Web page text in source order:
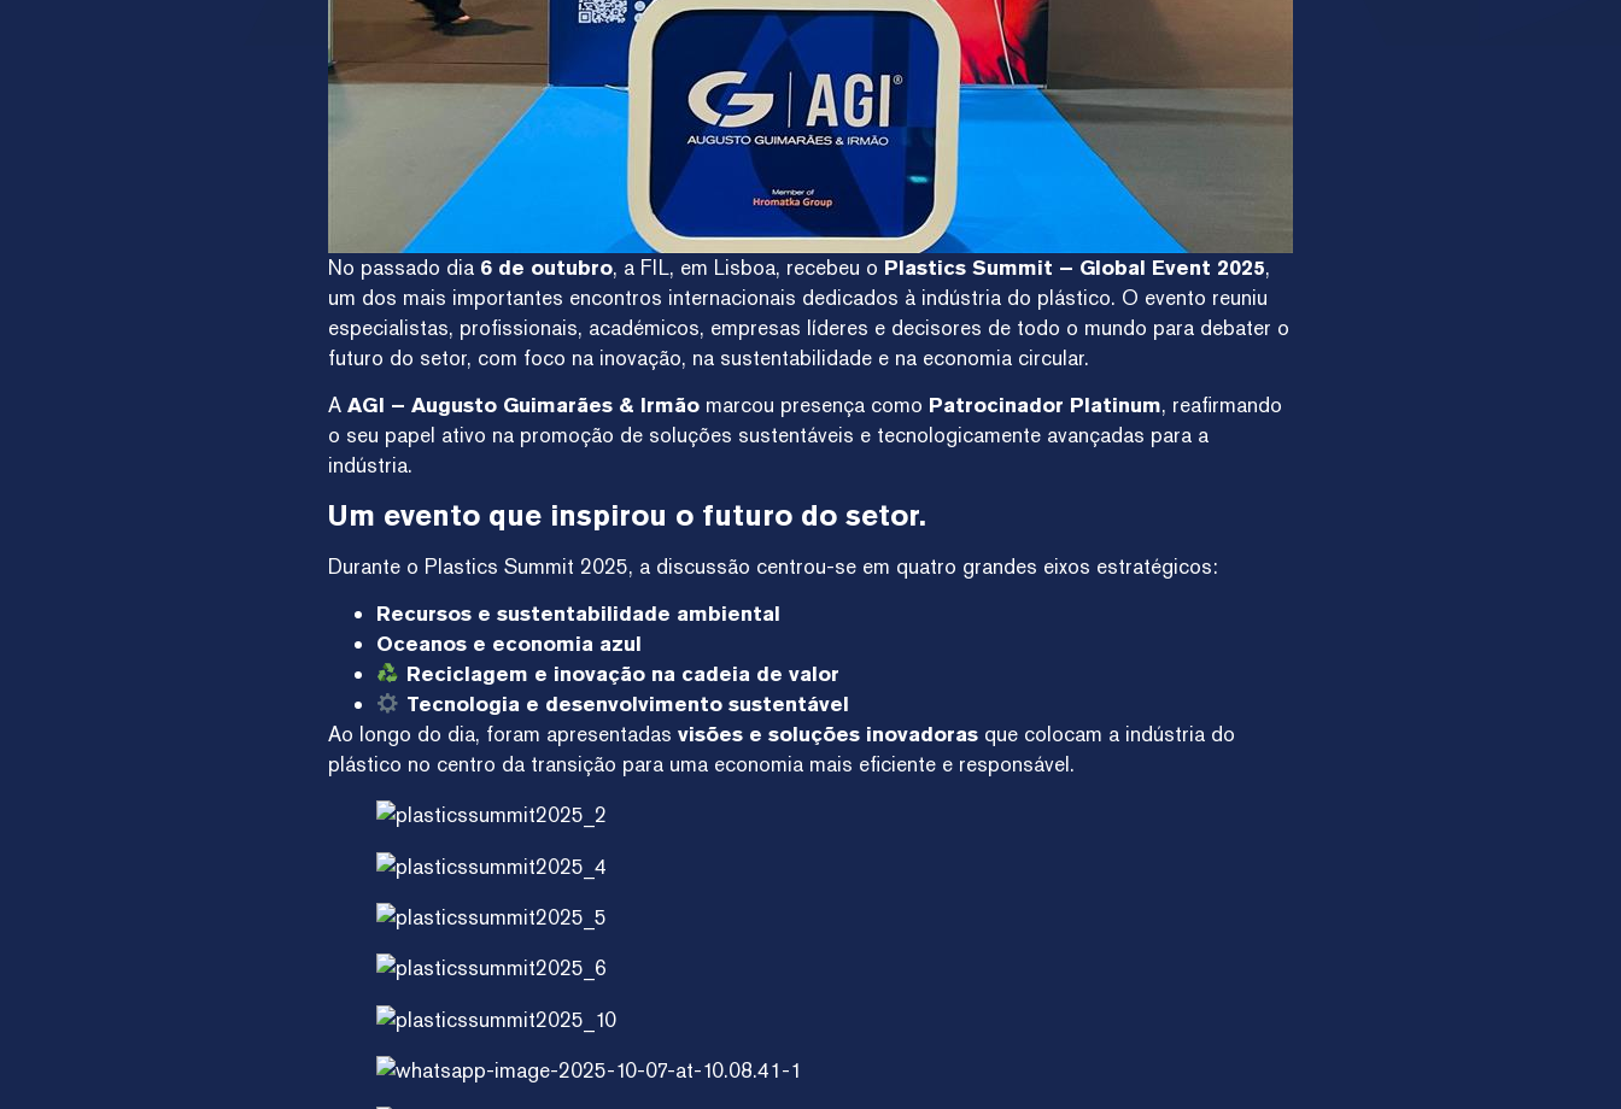
No passado dia 6 de outubro, a FIL, em Lisboa, recebeu o Plastics Summit – Global Event 2025,
um dos mais importantes encontros internacionais dedicados à indústria do plástico. O evento reuniu
especialistas, profissionais, académicos, empresas líderes e decisores de todo o mundo para debater o
futuro do setor, com foco na inovação, na sustentabilidade e na economia circular.
A AGI – Augusto Guimarães & Irmão marcou presença como Patrocinador Platinum, reafirmando
o seu papel ativo na promoção de soluções sustentáveis e tecnologicamente avançadas para a
indústria.
Um evento que inspirou o futuro do setor.
Durante o Plastics Summit 2025, a discussão centrou-se em quatro grandes eixos estratégicos:
Recursos e sustentabilidade ambiental
Oceanos e economia azul
Reciclagem e inovação na cadeia de valor
Tecnologia e desenvolvimento sustentável
Ao longo do dia, foram apresentadas visões e soluções inovadoras que colocam a indústria do
plástico no centro da transição para uma economia mais eficiente e responsável.